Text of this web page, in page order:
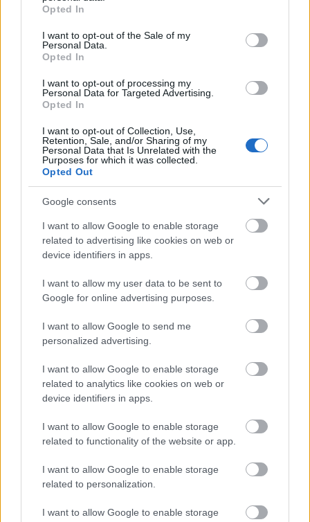
use your data for below specified purposes in below Google
consent section.
Opted In
I want to opt-out of the Sale of my
Personal Data.
Opted In
I want to opt-out of processing my
Personal Data for Targeted Advertising.
Opted In
I want to opt-out of Collection, Use,
Retention, Sale, and/or Sharing of my
Personal Data that Is Unrelated with the
Purposes for which it was collected.
Opted Out
Google consents
I want to allow Google to enable storage
related to advertising like cookies on web or
device identifiers in apps.
I want to allow my user data to be sent to
Google for online advertising purposes.
I want to allow Google to send me
personalized advertising.
I want to allow Google to enable storage
related to analytics like cookies on web or
device identifiers in apps.
I want to allow Google to enable storage
related to functionality of the website or app.
I want to allow Google to enable storage
related to personalization.
I want to allow Google to enable storage
Film Anglia Angelina Jolie Elismerés
SZEMBE MERSZ NÉZNI AZZAL, AKIVÉ
TERMÉSZETFELETTI ERŐK ÉS ELFELEDETT
TITKOK: ITT A SHELBY OAKS – A GONOSZ
SZÁGULDÁS, SÁRKÁNYOK, ROSSZFIÚK – A NYÁR
10 LEGKEDVELTEBB MOZIJA MAGYARORSZÁGON
A bejegyzés trackback címe: